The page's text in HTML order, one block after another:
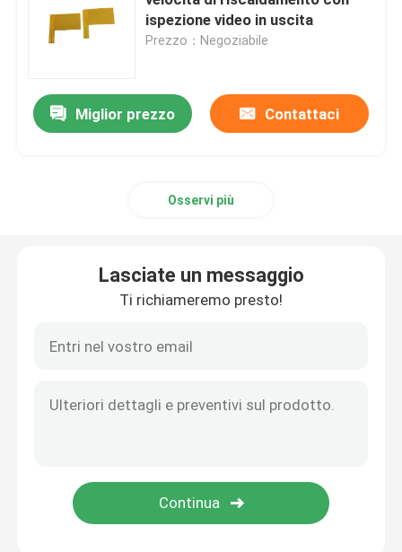
Film del riscaldamento del Polyimide
Cuscinetto di riscaldamento flessibile
Radiatore flessibile su ordinazione
Radiatori flessibili del Polyimide
ispezione video in uscita
Prezzo：Negoziabile
Miglior prezzo Contattaci
Osservi più
Lasciate un messaggio
Ti richiameremo presto!